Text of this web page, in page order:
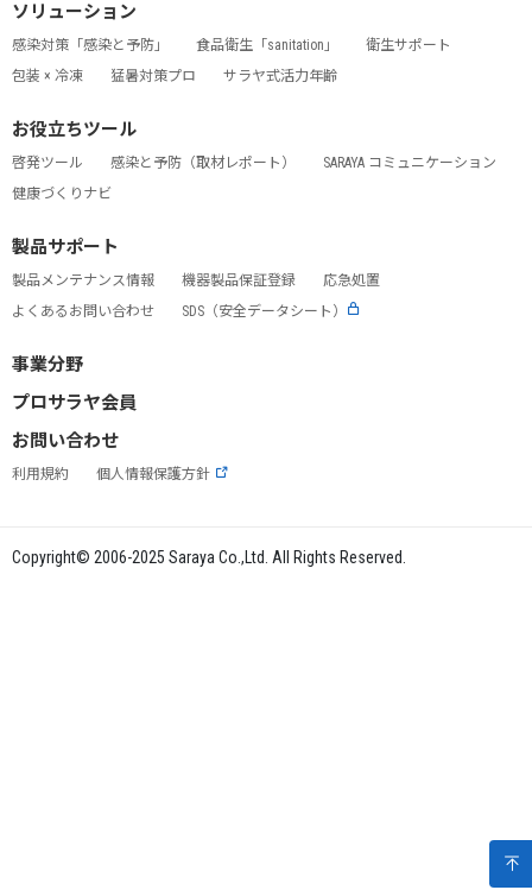
ソリューション
感染対策「感染と予防」 食品衛生「sanitation」
衛生サポート
包装 × 冷凍
猛暑対策プロ サラヤ式活力年齢
お役立ちツール
啓発ツール 感染と予防（取材レポート）
SARAYA コミュニケーション
健康づくりナビ
製品サポート
製品メンテナンス情報 機器製品保証登録
応急処置
よくあるお問い合わせ
SDS（安全データシート）
事業分野
プロサラヤ会員
お問い合わせ
利用規約 個人情報保護方針
Copyright© 2006-2025 Saraya Co.,Ltd. All Rights Reserved.